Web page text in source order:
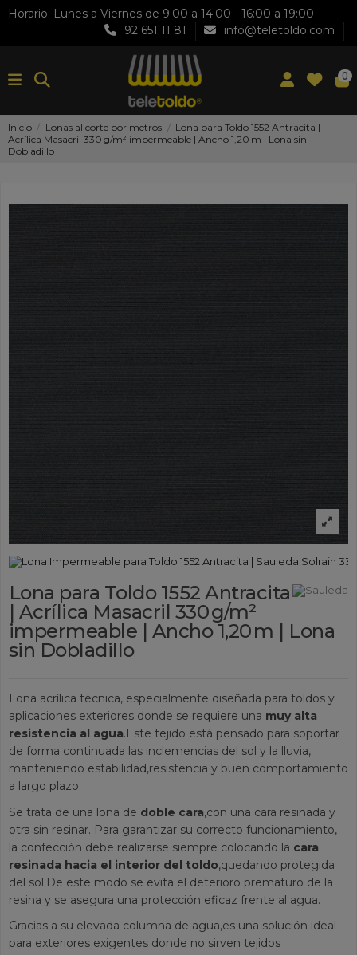
Horario: Lunes a Viernes de 9:00 a 14:00 - 16:00 a 19:00
92 651 11 81
info@teletoldo.com
0
Inicio Lonas al corte por metros
Lona para Toldo 1552 Antracita |
Acrílica Masacril 330 g/m² impermeable | Ancho 1,20 m | Lona sin
Dobladillo
Lona para Toldo 1552 Antracita
| Acrílica Masacril 330 g/m²
impermeable | Ancho 1,20 m | Lona
sin Dobladillo
Lona acrílica técnica, especialmente diseñada para toldos y
aplicaciones exteriores donde se requiere una muy alta
resistencia al agua.Este tejido está pensado para soportar
de forma continuada las inclemencias del sol y la lluvia,
manteniendo estabilidad,resistencia y buen comportamiento
a largo plazo.
Se trata de una lona de doble cara,con una cara resinada y
otra sin resinar. Para garantizar su correcto funcionamiento,
la confección debe realizarse siempre colocando la cara
resinada hacia el interior del toldo,quedando protegida
del sol.De este modo se evita el deterioro prematuro de la
resina y se asegura una protección eficaz frente al agua.
Gracias a su elevada columna de agua,es una solución ideal
para exteriores exigentes donde no sirven tejidos